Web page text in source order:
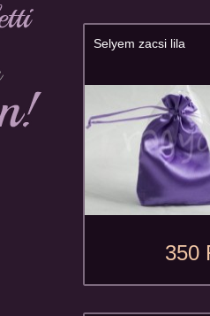
Selyem zacsi lila
350